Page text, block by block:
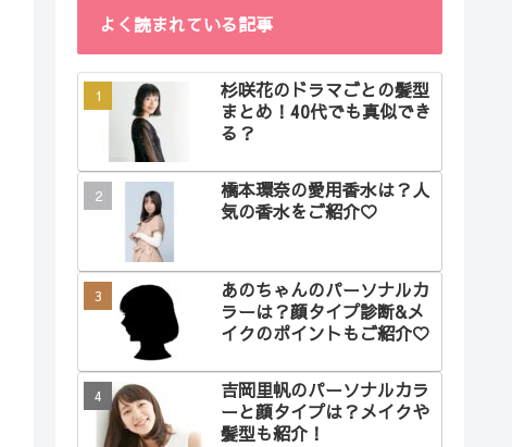
よく読まれている記事
杉咲花のドラマごとの髪型
まとめ！40代でも真似でき
る？
橋本環奈の愛用香水は？人
気の香水をご紹介♡
あのちゃんのパーソナルカ
ラーは？顔タイプ診断&メ
イクのポイントもご紹介♡
吉岡里帆のパーソナルカラ
ーと顔タイプは？メイクや
髪型も紹介！